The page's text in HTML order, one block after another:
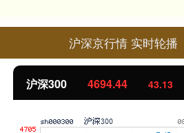
沪深京行情 实时轮播
北证50 1134.24 11.37